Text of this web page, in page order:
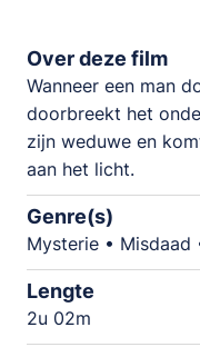
Over deze film
Wanneer een man
doorbreekt het
zijn weduwe en
aan het licht.
Genre(s)
Mysterie • Misdaad
Lengte
2u 02m